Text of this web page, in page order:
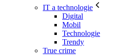
IT a technologie
Digital
Mobil
Technologie
Trendy
True crime